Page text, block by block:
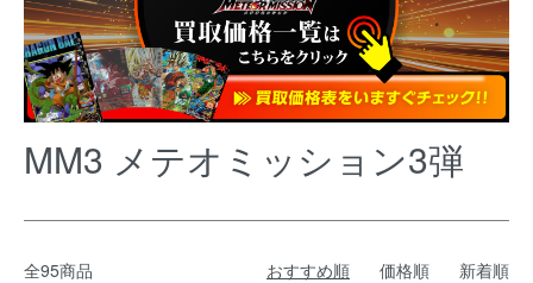
MM3 メテオミッション3弾
全95商品 おすすめ順 価格順 新着順